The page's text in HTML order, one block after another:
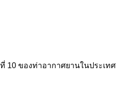
10 ของท่าอากาศยานในประเทศ